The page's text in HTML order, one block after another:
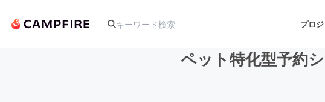
プロ
ペット特化型予約